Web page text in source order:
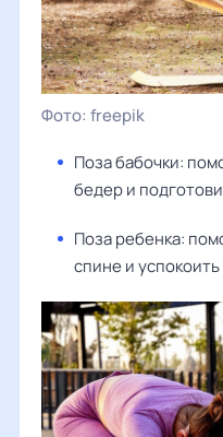
freepik
Поза бабочки:
бедер и
Поза ребенка:
спине и успокоить